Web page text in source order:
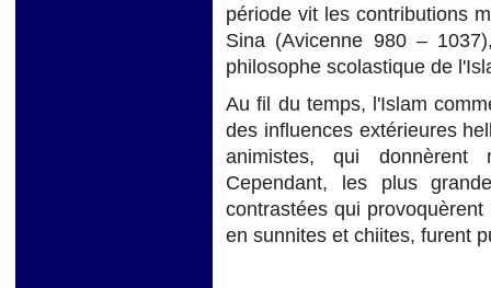
période vit les contributions
Sina (Avicenne 980 –
philosophe scolastique de
Au fil du temps, l'Islam
des influences extérieures
animistes, qui donnèrent
Cependant, les plus
contrastées qui
en sunnites et chiites, furent